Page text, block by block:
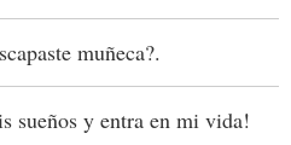
muñeca?.
sueños y entra en mi vida!